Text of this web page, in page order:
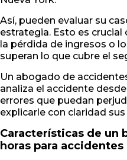
Así, pueden evaluar su
estrategia. Esto es
la pérdida de ingresos o
superan lo que cubre el
Un abogado de
analiza el accidente
errores que puedan
explicarle con claridad
Características de un
horas para accidentes